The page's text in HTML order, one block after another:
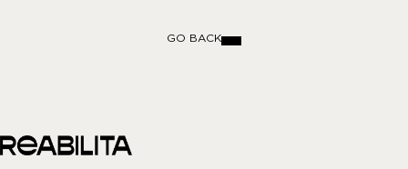
GO BACK